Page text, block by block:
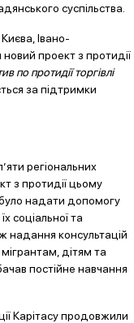
суспільства.
Івано-
проект з протидії
по протидії торгівлі
за підтримки
регіональних
з протидії цьому
надати допомогу
соціальної та
надання консультацій
дітям та
постійне навчання
Карітасу продовжили